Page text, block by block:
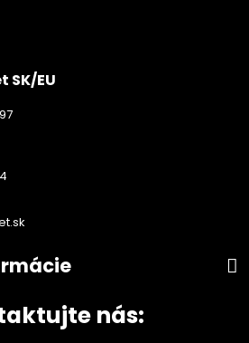
SK/EU
nás: